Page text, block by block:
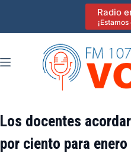
Radio
Los docentes
por ciento para